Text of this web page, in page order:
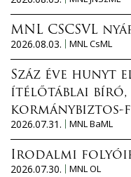
MNL CSCSVL
2026.08.03.
MNL CsML
Száz éve hunyt
ítélőtáblai bíró,
kormánybiztos-
2026.07.31.
MNL BaML
Irodalmi
2026.07.30.
MNL OL